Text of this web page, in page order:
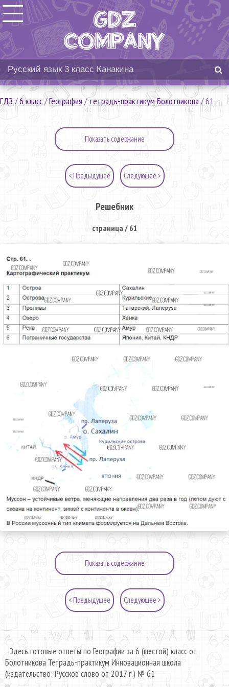
ГДЗ/6 класс/География /тетрадь-практикум Болотникова/61
Показать содержание
< Предыдущее Следующее >
Решебник
страница / 61
Показать содержание
< Предыдущее Следующее >
Здесь готовые ответы по Географии за 6 (шестой) класс от
Болотникова Тетрадь-практикум Инновационная школа
(издательство: Русское слово от 2017 г.) № 61